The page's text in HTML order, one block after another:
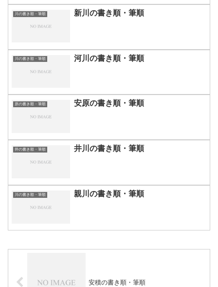
川の書き順・筆順 新川の書き順・筆順
川の書き順・筆順 河川の書き順・筆順
原の書き順・筆順 安原の書き順・筆順
井の書き順・筆順 井川の書き順・筆順
川の書き順・筆順 親川の書き順・筆順
安積の書き順・筆順